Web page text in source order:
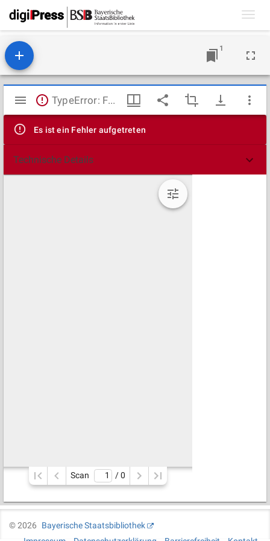
1
Mirador
Viewer
TypeError: Failed to fetch
Es ist ein Fehler aufgetreten
Technische Details
Scan / 0
©2026
Bayerische Staatsbibliothek